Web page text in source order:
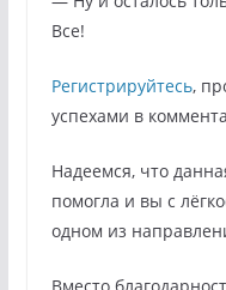
Все!
Регистрируйтесь,
успехами в
Надеемся, что
помогла и вы с
одном из